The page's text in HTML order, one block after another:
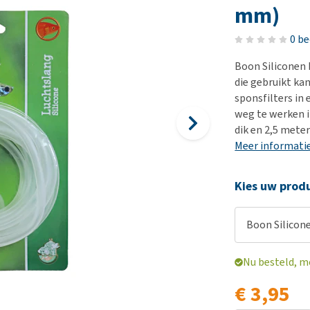
Bench
Op reis en onderweg
Puppy benodigdheden
Bekijk alles
mm)
0
Boon
die gebruikt
sponsfilters in
weg te werken
dik en 2,5
Meer
Kies uw
Boon
Nu besteld,
€ 3,95